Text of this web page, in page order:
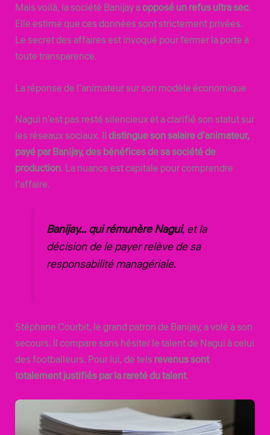
Mais voilà, la société Banijay aopposé un refus ultra sec.
Elle estime que ces données sont strictement privées.
Le secret des affaires est invoqué pour fermer la porte à
toute transparence.
La réponse de l’animateur sur son modèle économique
Nagui n’est pas resté silencieux et a clarifié son statut sur
les réseaux sociaux. Ildistingue son salaire d’animateur,
payé par Banijay, des bénéfices de sa société de
production. La nuance est capitale pour comprendre
l’affaire.
Banijay… qui rémunère Nagui, et la
décision de le payer relève de sa
responsabilité managériale.
Stéphane Courbit, le grand patron de Banijay, a volé à son
secours. Il compare sans hésiter le talent de Nagui à celui
des footballeurs. Pour lui, de tels revenus sont
totalement justifiés par la rareté du talent.